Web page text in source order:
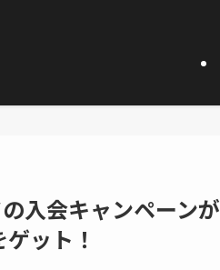
入会キャンペーンが
ット！